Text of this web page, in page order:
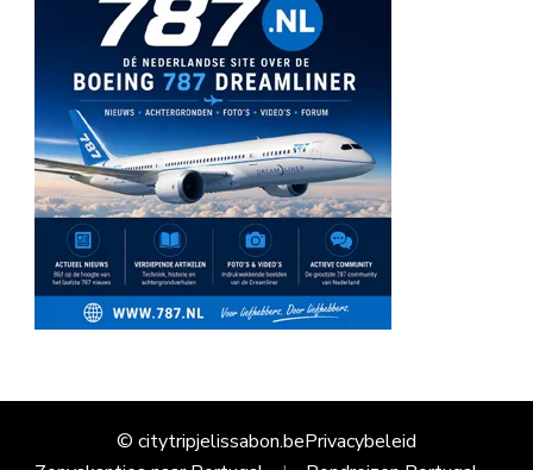
© citytripjelissabon.bePrivacybeleid